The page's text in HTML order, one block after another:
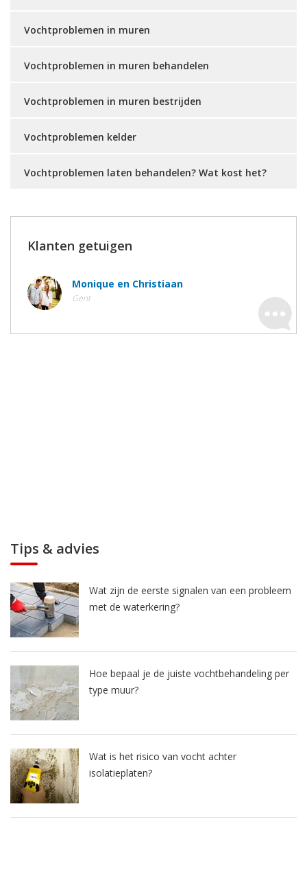
Vochtproblemen in muren
Vochtproblemen in muren behandelen
Vochtproblemen in muren bestrijden
Vochtproblemen kelder
Vochtproblemen laten behandelen? Wat kost het?
Klanten getuigen
Monique en Christiaan
Gent
Tips & advies
Wat zijn de eerste signalen van een probleem
met de waterkering?
Hoe bepaal je de juiste vochtbehandeling per
type muur?
Wat is het risico van vocht achter
isolatieplaten?